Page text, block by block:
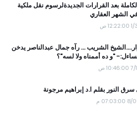
بعد القرارات الجديدةلرسوم نقل ملكية
الشهر العقاري
ص
الشريب ... رآه جمال عبدالناصر يدخن
"و ده أممناه ولا لسه"؟
ص
النور بقلم ا.د إبراهيم مرجونة
م